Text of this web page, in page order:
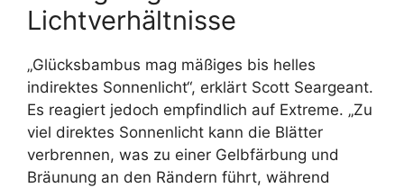
Lichtverhältnisse
„Glücksbambus mag mäßiges bis helles
indirektes Sonnenlicht“, erklärt Scott Seargeant.
Es reagiert jedoch empfindlich auf Extreme. „Zu
viel direktes Sonnenlicht kann die Blätter
verbrennen, was zu einer Gelbfärbung und
Bräunung an den Rändern führt, während